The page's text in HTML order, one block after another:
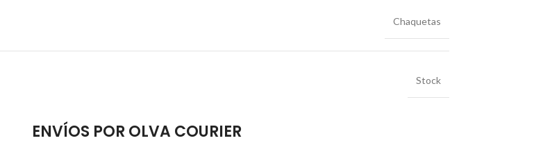
Chaquetas
Stock
ENVÍOS POR OLVA COURIER